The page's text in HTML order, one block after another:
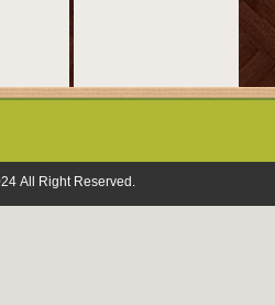
All Right Reserved.